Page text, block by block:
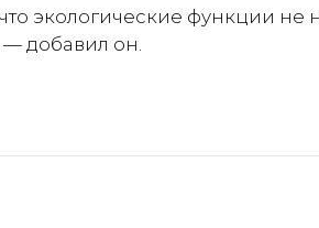
экологические функции не
— добавил он.